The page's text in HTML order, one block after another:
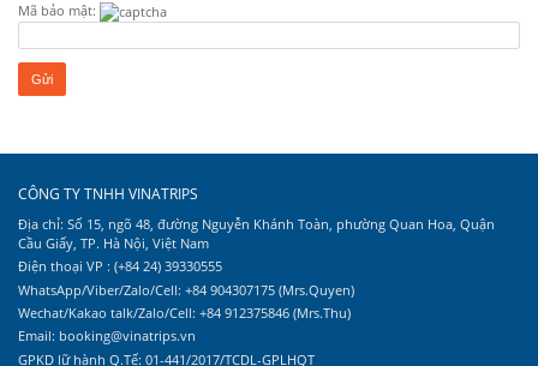
Mã bảo mật:
CÔNG TY TNHH VINATRIPS
Địa chỉ: Số 15, ngõ 48, đường Nguyễn Khánh Toàn, phường Quan Hoa, Quận
Cầu Giấy, TP. Hà Nội, Việt Nam
Điện thoại VP : (+84 24) 39330555
WhatsApp/Viber/Zalo/Cell: +84 904307175 (Mrs.Quyen)
Wechat/Kakao talk/Zalo/Cell: +84 912375846 (Mrs.Thu)
Email: booking@vinatrips.vn
GPKD lữ hành Q.Tế: 01-441/2017/TCDL-GPLHQT